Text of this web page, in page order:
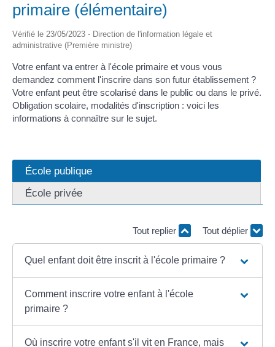
primaire (élémentaire)
Vérifié le 23/05/2023 - Direction de l'information légale et
administrative (Première ministre)
Votre enfant va entrer à l'école primaire et vous vous
demandez comment l'inscrire dans son futur établissement ?
Votre enfant peut être scolarisé dans le public ou dans le privé.
Obligation scolaire, modalités d'inscription : voici les
informations à connaître sur le sujet.
École publique
École privée
Tout replier Tout déplier
Quel enfant doit être inscrit à l'école primaire ?
Comment inscrire votre enfant à l'école
primaire ?
Où inscrire votre enfant s'il vit en France, mais